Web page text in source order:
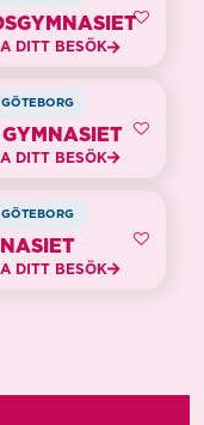
DITT BESÖK
DITT BESÖK
DITT BESÖK